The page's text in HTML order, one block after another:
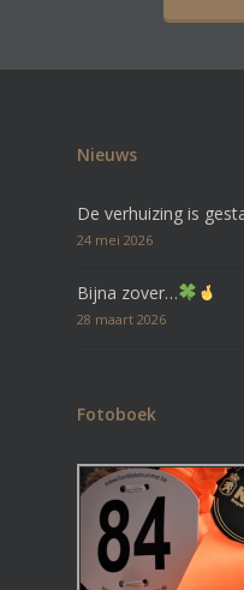
Nieuws
De verhuizing is
24 mei 2026
Bijna zover…
28 maart 2026
Fotoboek